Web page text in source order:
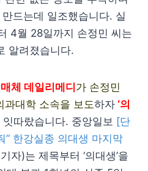
만드는데 일조했습니다. 실
4월 28일까지 손정민 씨는
알려졌습니다.
체 데일리메디가 손정민
과대학 소속을 보도하자 ‘의
잇따랐습니다. 중앙일보 [단
” 한강실종 의대생 마지막
자)는 제목부터 ‘의대생’을